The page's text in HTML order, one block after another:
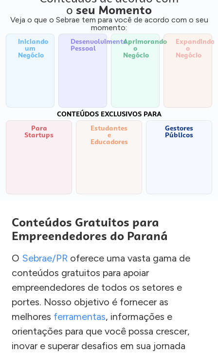
o seu Momento
Veja o que o Sebrae tem para você de acordo com o seu
momento:
Iniciando
um
Negócio
Desenvolvimento
Pessoal
Aprimorando
o
Negócio
Expandindo
o
Negócio
CONTEÚDOS EXCLUSIVOS PARA
Para
Startups
Estudantes
e
Educadores
Gestores
Públicos
Conteúdos Gratuitos para
Empreendedores do Paraná
O Sebrae/PR oferece uma vasta gama de
conteúdos gratuitos para apoiar
empreendedores de todos os setores e
portes. Nosso objetivo é fornecer as
melhores ferramentas, informações e
orientações para que você possa crescer,
inovar e superar desafios em sua jornada